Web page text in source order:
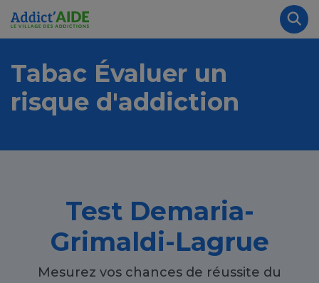
Aller au contenu principal
Tabac Évaluer un
risque d'addiction
Test Demaria-
Grimaldi-Lagrue
Mesurez vos chances de réussite du
Panneau de gestion des cookies